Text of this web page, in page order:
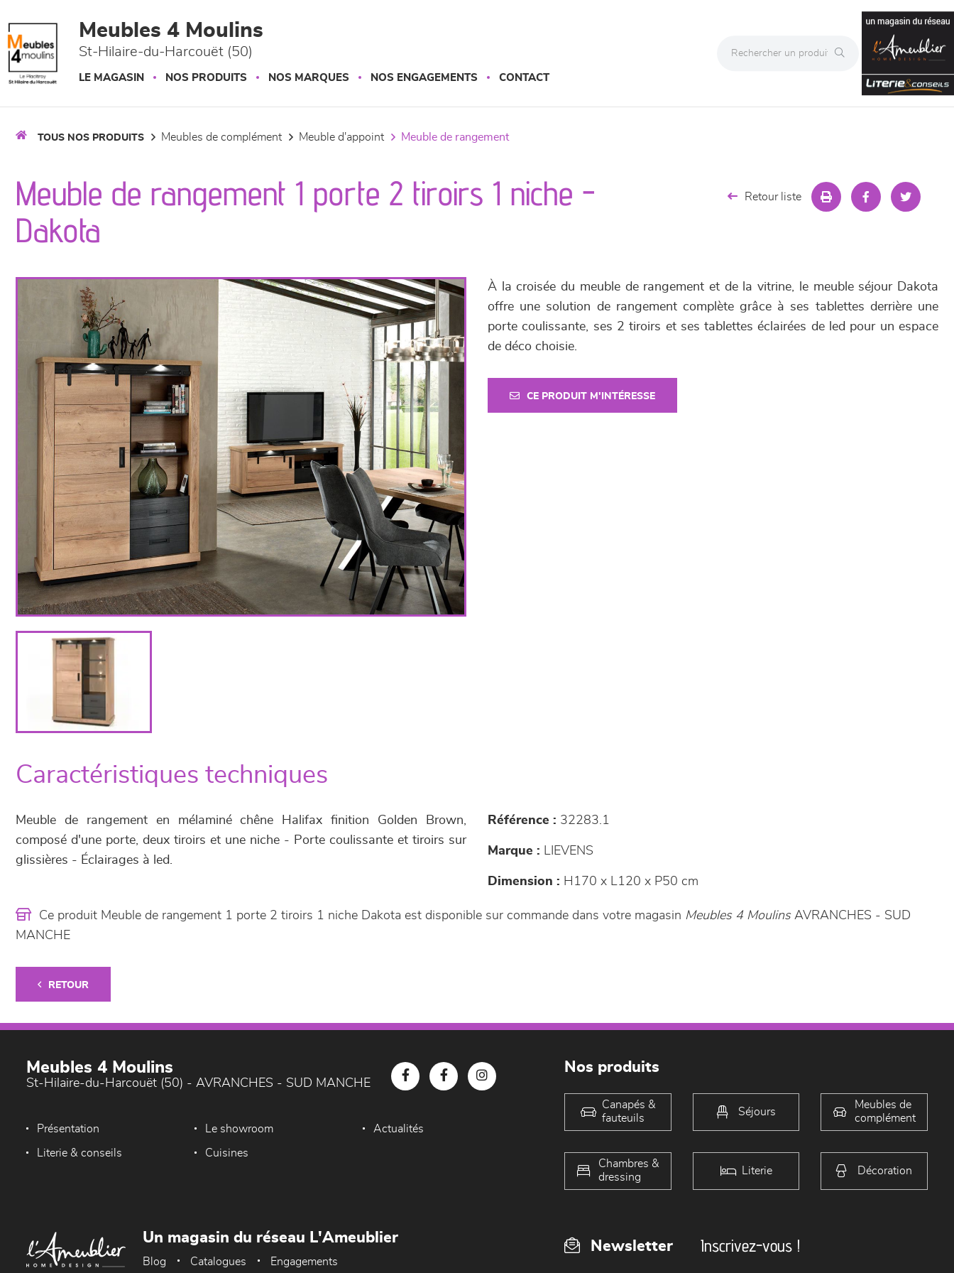
Meubles 4 Moulins
St-Hilaire-du-Harcouët (50)
LE MAGASIN NOS PRODUITS NOS MARQUES NOS ENGAGEMENTS CONTACT
TOUS NOS PRODUITS meubles de complément meuble d'appoint meuble de rangement
Meuble de rangement 1 porte 2 tiroirs 1 niche -
Dakota
Retour liste
À la croisée du meuble de rangement et de la vitrine, le meuble séjour Dakota
offre une solution de rangement complète grâce à ses tablettes derrière une
porte coulissante, ses 2 tiroirs et ses tablettes éclairées de led pour un espace
de déco choisie.
CE PRODUIT M'INTÉRESSE
Caractéristiques techniques
Meuble de rangement en mélaminé chêne Halifax finition Golden Brown,
composé d'une porte, deux tiroirs et une niche - Porte coulissante et tiroirs sur
glissières - Éclairages à led.
Référence : 32283.1
Marque : LIEVENS
Dimension : H170 x L120 x P50 cm
Ce produit Meuble de rangement 1 porte 2 tiroirs 1 niche Dakota est disponible sur commande dans votre magasin Meubles 4 MoulinsAVRANCHES - SUD
MANCHE
RETOUR
Meubles 4 Moulins
St-Hilaire-du-Harcouët (50) - AVRANCHES - SUD MANCHE
Présentation Le showroom Actualités
Literie & conseils Cuisines
Nos produits
Canapés &
fauteuils
Séjours
Meubles de
complément
Chambres &
dressing
Literie Décoration
Newsletter Inscrivez-vous !
Un magasin du réseau L'Ameublier
Blog Catalogues Engagements